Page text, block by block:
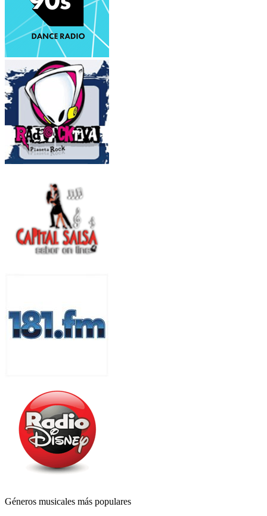
Géneros musicales más populares